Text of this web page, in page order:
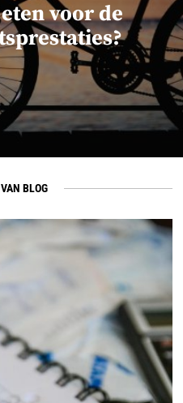
voor de
BLOG